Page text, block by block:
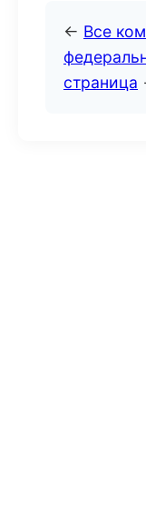
← Все
страница